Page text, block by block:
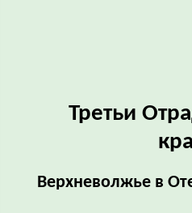
Третьи
Верхневолжье в